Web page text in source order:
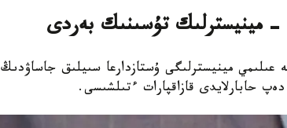
- مينيسترلىك تۇسىنىك بەردى
عىلىمي مينيسترلىگى ۇستازدارعا سىيلىق جاساۋدىڭ
حابارلايدى قازاقپارات ءتىلشىسى.